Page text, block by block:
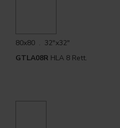
80x80 . 32"x32"
GTLA08R HLA 8 Rett.